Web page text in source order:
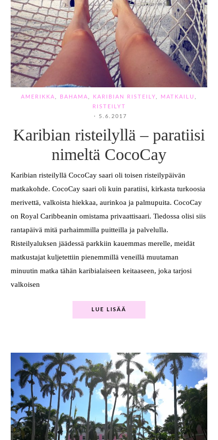
AMERIKKA BAHAMA KARIBIAN RISTEILY MATKAILU
RISTEILYT
·
5.6.2017
Karibian risteilyllä – paratiisi
nimeltä CocoCay
Karibian risteilyllä CocoCay saari oli toisen risteilypäivän
matkakohde. CocoCay saari oli kuin paratiisi, kirkasta turkoosia
merivettä, valkoista hiekkaa, aurinkoa ja palmupuita. CocoCay
on Royal Caribbeanin omistama privaattisaari. Tiedossa olisi siis
rantapäivä mitä parhaimmilla puitteilla ja palvelulla.
Risteilyaluksen jäädessä parkkiin kauemmas merelle, meidät
matkustajat kuljetettiin pienemmillä veneillä muutaman
minuutin matka tähän karibialaiseen keitaaseen, joka tarjosi
valkoisen
LUE LISÄÄ